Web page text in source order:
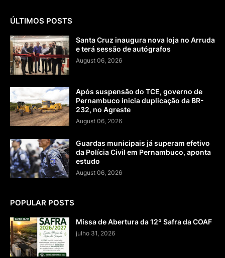
ÚLTIMOS POSTS
Santa Cruz inaugura nova loja no Arruda
e terá sessão de autógrafos
August 06, 2026
Após suspensão do TCE, governo de
Pernambuco inicia duplicação da BR-
232, no Agreste
August 06, 2026
Guardas municipais já superam efetivo
da Polícia Civil em Pernambuco, aponta
estudo
August 06, 2026
POPULAR POSTS
Missa de Abertura da 12º Safra da COAF
julho 31, 2026